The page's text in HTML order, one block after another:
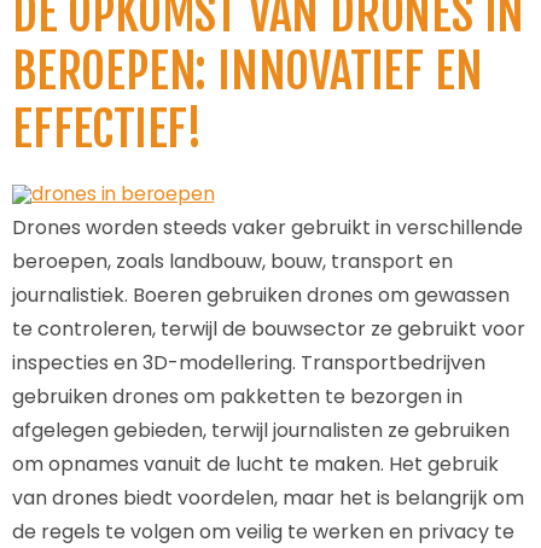
DE OPKOMST VAN DRONES IN
BEROEPEN: INNOVATIEF EN
EFFECTIEF!
Drones worden steeds vaker gebruikt in verschillende
beroepen, zoals landbouw, bouw, transport en
journalistiek. Boeren gebruiken drones om gewassen
te controleren, terwijl de bouwsector ze gebruikt voor
inspecties en 3D-modellering. Transportbedrijven
gebruiken drones om pakketten te bezorgen in
afgelegen gebieden, terwijl journalisten ze gebruiken
om opnames vanuit de lucht te maken. Het gebruik
van drones biedt voordelen, maar het is belangrijk om
de regels te volgen om veilig te werken en privacy te